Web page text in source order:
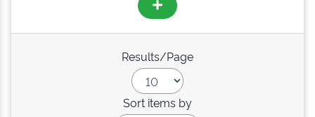
Results/Page
Sort items by